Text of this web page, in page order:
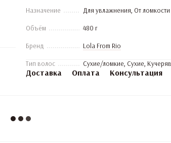
Назначение Для увлажнения, От
Объём 480 г
Бренд Lola From Rio
Тип волос Сухие/ломкие, Сухие,
Доставка Оплата Консультация